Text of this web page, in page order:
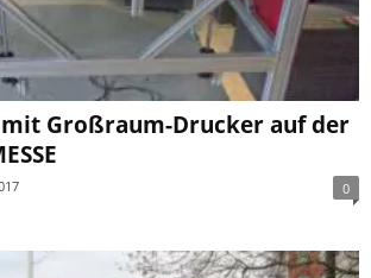
Großraum-Drucker auf der
0